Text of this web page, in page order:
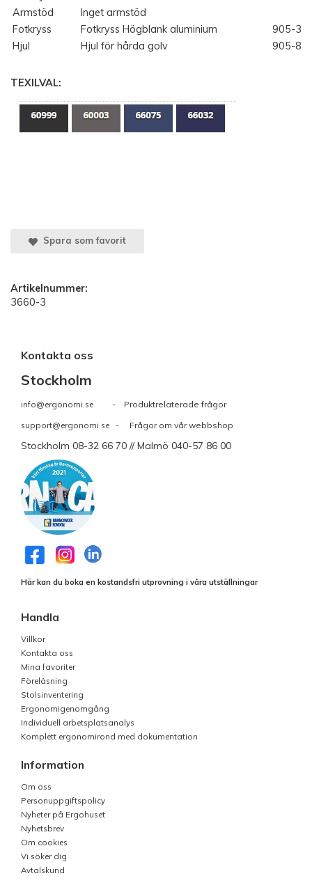
Armstöd
Inget armstöd
Fotkryss
Fotkryss Högblank aluminium
905-
Hjul
Hjul för hårda golv 905-
TEXILVAL:
Spara som favorit
Artikelnummer:
3660-3
Kontakta oss
Stockholm
info@ergonomi.se - Produktrelaterade frågor
support@ergonomi.se - Frågor om vår webbshop
Stockholm 08-32 66 70 // Malmö 040-57 86 00
Här kan du boka en kostandsfri utprovning i våra utställningar
Handla
Villkor
Kontakta oss
Mina favoriter
Föreläsning
Stolsinventering
Ergonomigenomgång
Individuell arbetsplatsanalys
Komplett ergonomirond med dokumentation
Information
Om oss
Personuppgiftspolicy
Nyheter på Ergohuset
Nyhetsbrev
Om cookies
Vi söker dig
Avtalskund